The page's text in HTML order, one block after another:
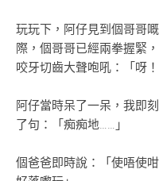
玩玩下，阿仔見到個哥哥
際，個哥哥已經兩拳握緊
咬牙切齒大聲咆吼：「呀！
阿仔當時呆了一呆，我即
了句：「痴痴地……」
個爸爸即時說：「使唔使